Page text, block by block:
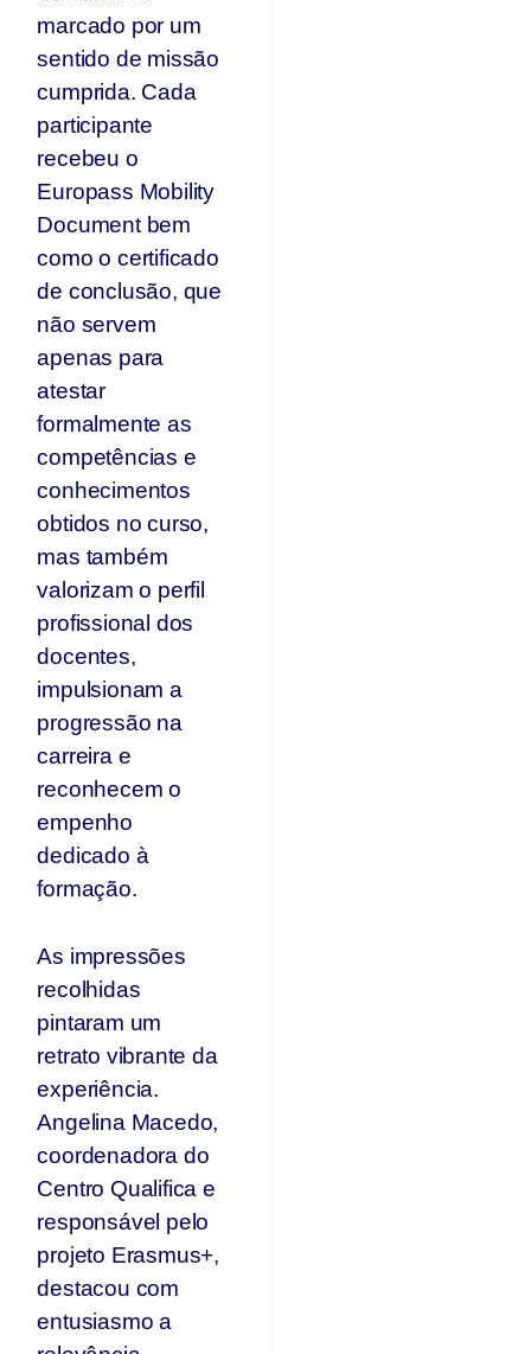
marcado por um
sentido de missão
cumprida. Cada
participante
recebeu o
Europass Mobility
Document bem
como o certificado
de conclusão, que
não servem
apenas para
atestar
formalmente as
competências e
conhecimentos
obtidos no curso,
mas também
valorizam o perfil
profissional dos
docentes,
impulsionam a
progressão na
carreira e
reconhecem o
empenho
dedicado à
formação.
As impressões
recolhidas
pintaram um
retrato vibrante da
experiência.
Angelina Macedo,
coordenadora do
Centro Qualifica e
responsável pelo
projeto Erasmus+,
destacou com
entusiasmo a